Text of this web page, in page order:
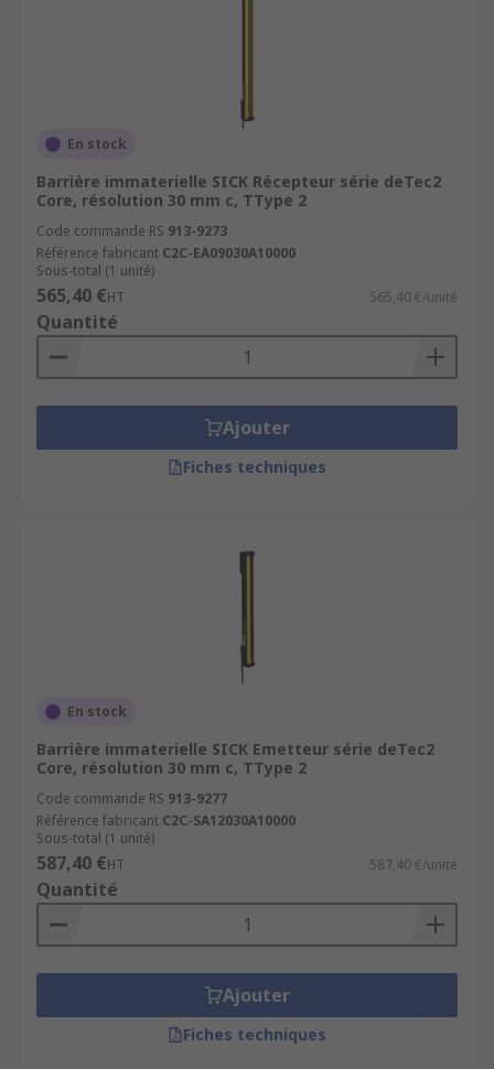
En stock
Barrière immaterielle SICK Récepteur série deTec2
Core, résolution 30 mm c, TType 2
Code commande RS 913-9273
Référence fabricant C2C-EA09030A10000
Sous-total (1 unité)
565,40 €HT 565,40 €/unité
Quantité
Ajouter
Fiches techniques
En stock
Barrière immaterielle SICK Emetteur série deTec2
Core, résolution 30 mm c, TType 2
Code commande RS 913-9277
Référence fabricant C2C-SA12030A10000
Sous-total (1 unité)
587,40 €HT 587,40 €/unité
Quantité
Ajouter
Fiches techniques